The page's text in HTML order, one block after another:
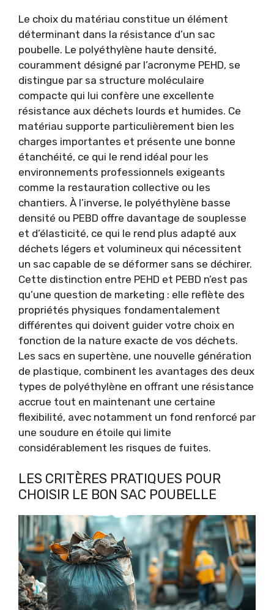
Le choix du matériau constitue un élément
déterminant dans la résistance d’un sac
poubelle. Le polyéthylène haute densité,
couramment désigné par l’acronyme PEHD, se
distingue par sa structure moléculaire
compacte qui lui confère une excellente
résistance aux déchets lourds et humides. Ce
matériau supporte particulièrement bien les
charges importantes et présente une bonne
étanchéité, ce qui le rend idéal pour les
environnements professionnels exigeants
comme la restauration collective ou les
chantiers. À l’inverse, le polyéthylène basse
densité ou PEBD offre davantage de souplesse
et d’élasticité, ce qui le rend plus adapté aux
déchets légers et volumineux qui nécessitent
un sac capable de se déformer sans se déchirer.
Cette distinction entre PEHD et PEBD n’est pas
qu’une question de marketing : elle reflète des
propriétés physiques fondamentalement
différentes qui doivent guider votre choix en
fonction de la nature exacte de vos déchets.
Les sacs en supertène, une nouvelle génération
de plastique, combinent les avantages des deux
types de polyéthylène en offrant une résistance
accrue tout en maintenant une certaine
flexibilité, avec notamment un fond renforcé par
une soudure en étoile qui limite
considérablement les risques de fuites.
LES CRITÈRES PRATIQUES POUR
CHOISIR LE BON SAC POUBELLE